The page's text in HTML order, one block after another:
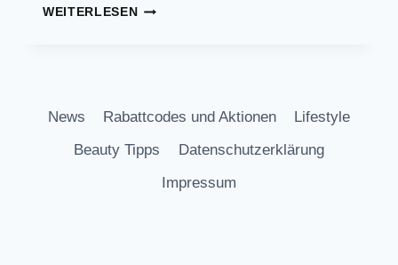
WEITERLESENDAS
News Rabattcodes und Aktionen
Lifestyle
Beauty Tipps
Datenschutzerklärung
Impressum